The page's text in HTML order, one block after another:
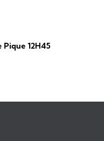
Pique 12H45